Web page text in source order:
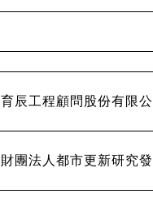
育辰工程顧問股份有限公
財團法人都市更新研究